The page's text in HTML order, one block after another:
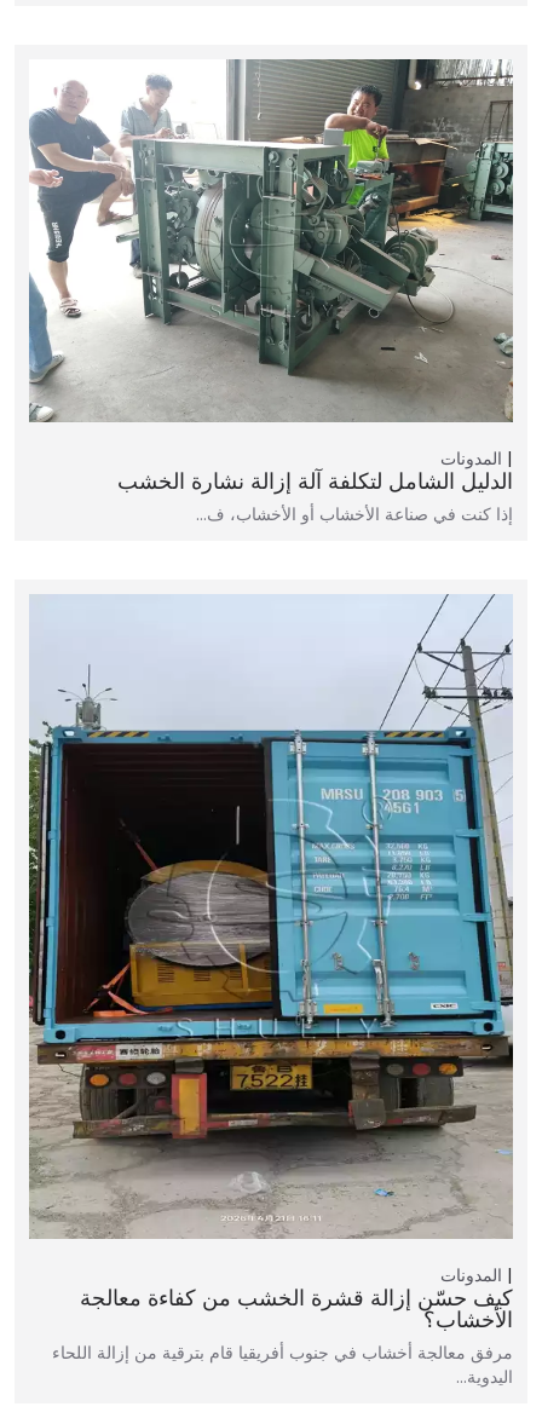
المدونات
الدليل الشامل لتكلفة آلة إزالة نشارة الخشب
إذا كنت في صناعة الأخشاب أو الأخشاب، ف…
المدونات
كيف حسّن إزالة قشرة الخشب من كفاءة معالجة
الأخشاب؟
مرفق معالجة أخشاب في جنوب أفريقيا قام بترقية من إزالة اللحاء
اليدوية…